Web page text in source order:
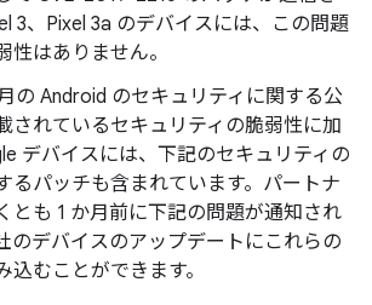
3、Pixel 3a のデバイスには、この問題
性はありません。
の Android のセキュリティに関する公
されているセキュリティの脆弱性に加
デバイスには、下記のセキュリティの
るパッチも含まれています。パートナ
とも 1 か月前に下記の問題が通知され
のデバイスのアップデートにこれらの
込むことができます。